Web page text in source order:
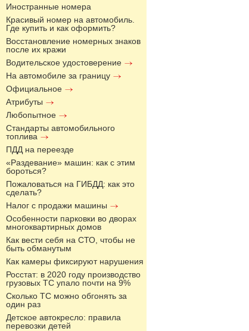
Иностранные номера
Красивый номер на автомобиль.
Где купить и как оформить?
Восстановление номерных знаков
после их кражи
Водительское удостоверение
На автомобиле за границу
Официальное
Атрибуты
Любопытное
Стандарты автомобильного
топлива
ПДД на переезде
«Раздевание» машин: как с этим
бороться?
Пожаловаться на ГИБДД: как это
сделать?
Налог с продажи машины
Особенности парковки во дворах
многоквартирных домов
Как вести себя на СТО, чтобы не
быть обманутым
Как камеры фиксируют нарушения
Росстат: в 2020 году производство
грузовых ТС упало почти на 9%
Сколько ТС можно обгонять за
один раз
Детское автокресло: правила
перевозки детей